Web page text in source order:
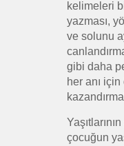
kelimeleri
yazması,
ve solunu
gibi daha
her anı
çocuğun